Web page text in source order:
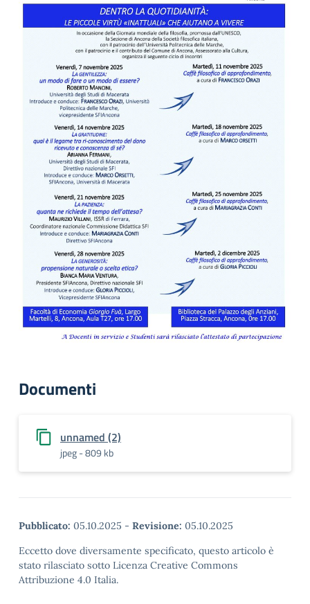
Documenti
unnamed (2)
jpeg - 809 kb
Pubblicato: 05.10.2025 - Revisione: 05.10.2025
Eccetto dove diversamente specificato, questo articolo è
stato rilasciato sotto Licenza Creative Commons
Attribuzione 4.0 Italia.